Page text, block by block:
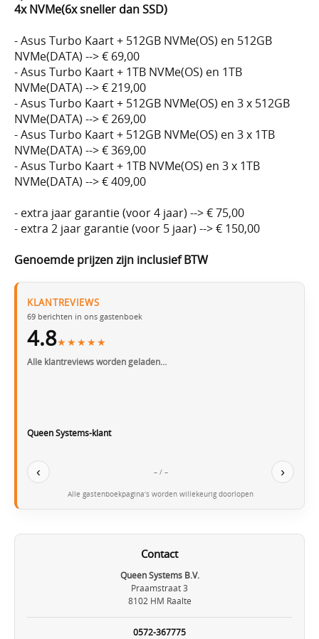
4x NVMe(6x sneller dan SSD)
- Asus Turbo Kaart + 512GB NVMe(OS) en 512GB
NVMe(DATA) --> € 69,00
- Asus Turbo Kaart + 1TB NVMe(OS) en 1TB
NVMe(DATA) --> € 219,00
- Asus Turbo Kaart + 512GB NVMe(OS) en 3 x 512GB
NVMe(DATA) --> € 269,00
- Asus Turbo Kaart + 512GB NVMe(OS) en 3 x 1TB
NVMe(DATA) --> € 369,00
- Asus Turbo Kaart + 1TB NVMe(OS) en 3 x 1TB
NVMe(DATA) --> € 409,00
- extra jaar garantie (voor 4 jaar) --> € 75,00
- extra 2 jaar garantie (voor 5 jaar) --> € 150,00
Genoemde prijzen zijn inclusief BTW
KLANTREVIEWS
69 berichten in ons gastenboek
4.8★★★★★
Alle klantreviews worden geladen…
Queen Systems-klant
‹ – / – ›
Alle gastenboekpagina’s worden willekeurig doorlopen
Contact
Queen Systems B.V.
Praamstraat 3
8102 HM Raalte
0572-367775